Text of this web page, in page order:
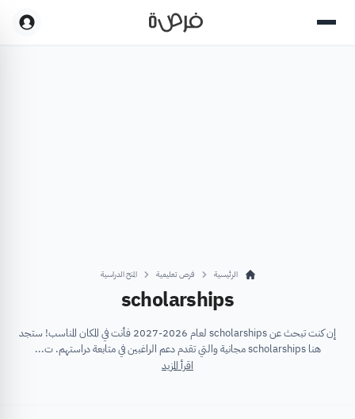
الرئيسية فرص تعليمية المنح الدراسية
scholarships
إن كنت تبحث عن scholarships لعام 2026-2027 فأنت في المكان المناسب! ستجد
هنا scholarships مجانية والتي تقدم دعم الراغبين في متابعة دراستهم. ت...
اقرأ المزيد